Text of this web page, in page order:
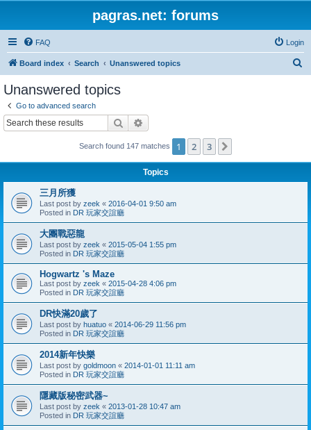
pagras.net: forums
FAQ Login
Board index Search Unanswered topics
Unanswered topics
Go to advanced search
Search
Search found 147 matches 1 2 3
Topics
三月所獲
Last post by zeek « 2016-04-01 9:50 am
Posted in DR 玩家交誼廳
大團戰惡龍
Last post by zeek « 2015-05-04 1:55 pm
Posted in DR 玩家交誼廳
Hogwartz 's Maze
Last post by zeek « 2015-04-28 4:06 pm
Posted in DR 玩家交誼廳
DR快滿20歲了
Last post by huatuo « 2014-06-29 11:56 pm
Posted in DR 玩家交誼廳
2014新年快樂
Last post by goldmoon « 2014-01-01 11:11 am
Posted in DR 玩家交誼廳
隱藏版秘密武器~
Last post by zeek « 2013-01-28 10:47 am
Posted in DR 玩家交誼廳